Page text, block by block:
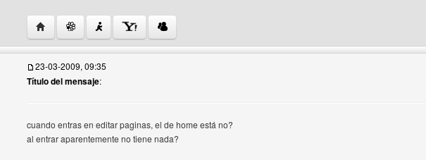
Visitar sitio web del autor: webarg
usuario
23-03-2009, 09:35
Título del mensaje:
cuando entras en editar paginas, el de home está no?
al entrar aparentemente no tiene nada?